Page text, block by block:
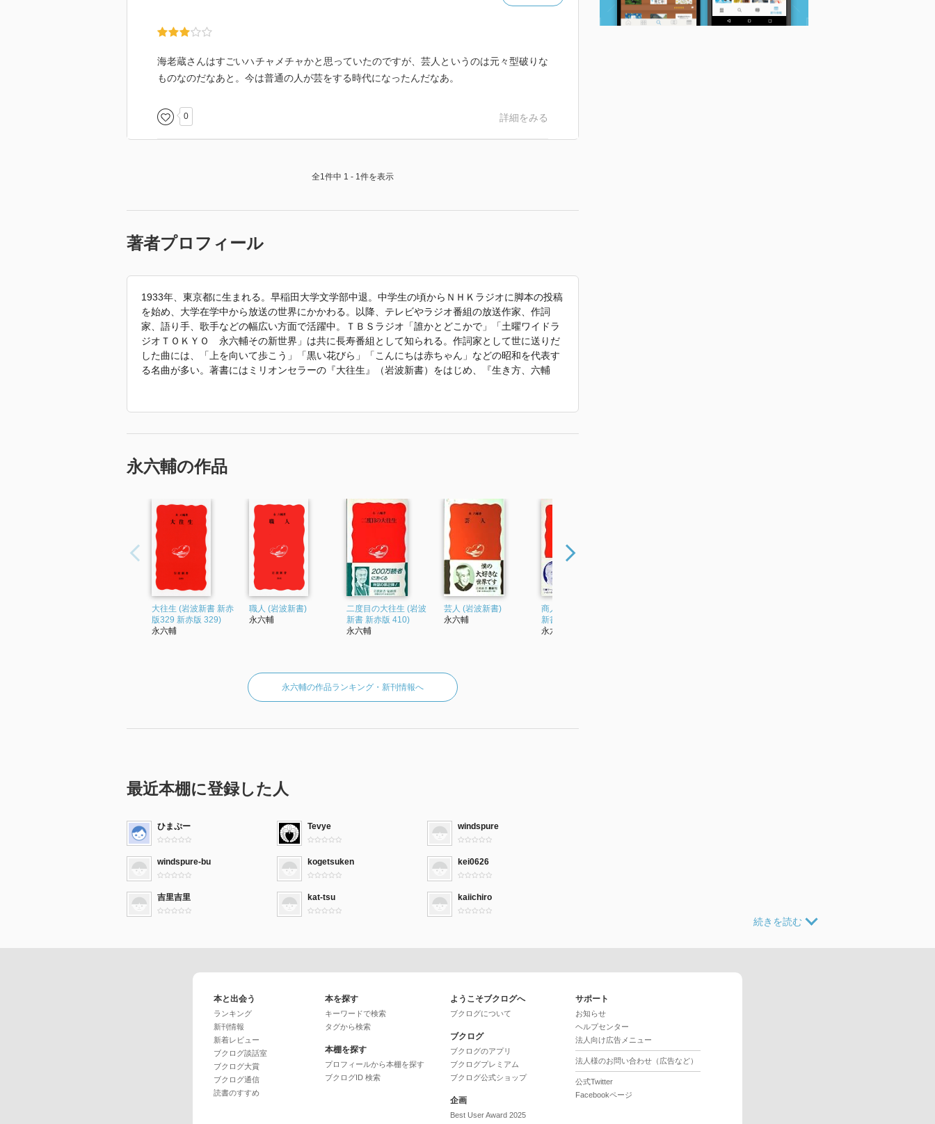
海老蔵さんはすごいハチャメチャかと思っていたのですが、芸人というのは元々型破りな
ものなのだなあと。今は普通の人が芸をする時代になったんだなあ。
0 詳細をみる
全1件中 1 - 1件を表示
著者プロフィール
1933年、東京都に生まれる。早稲田大学文学部中退。中学生の頃からＮＨＫラジオに脚本の投稿
を始め、大学在学中から放送の世界にかかわる。以降、テレビやラジオ番組の放送作家、作詞
家、語り手、歌手などの幅広い方面で活躍中。ＴＢＳラジオ「誰かとどこかで」「土曜ワイドラ
ジオＴＯＫＹＯ 永六輔その新世界」は共に長寿番組として知られる。作詞家として世に送りだ
した曲には、「上を向いて歩こう」「黒い花びら」「こんにちは赤ちゃん」などの昭和を代表す
る名曲が多い。著書にはミリオンセラーの『大往生』（岩波新書）をはじめ、『生き方、六輔
永六輔の作品
大往生 (岩波新書 新赤
版329 新赤版 329)
永六輔
職人 (岩波新書)
永六輔
二度目の大往生 (岩波
新書 新赤版 410)
永六輔
芸人 (岩波新書)
永六輔
商人(あきんど) (岩波
新書)
永六輔
永六輔の作品ランキング・新刊情報へ
最近本棚に登録した人
ひまぷー Tevye windspure
windspure-bu kogetsuken kei0626
吉里吉里 kat-tsu kaiichiro
本と出会う
ランキング
新刊情報
新着レビュー
ブクログ談話室
ブクログ大賞
ブクログ通信
読書のすすめ
本を探す
キーワードで検索
タグから検索
本棚を探す
プロフィールから本棚を探す
ブクログID 検索
ようこそブクログへ
ブクログについて
ブクログ
ブクログのアプリ
ブクログプレミアム
ブクログ公式ショップ
企画
Best User Award 2025
サポート
お知らせ
ヘルプセンター
法人向け広告メニュー
法人様のお問い合わせ（広告など）
公式Twitter
Facebookページ